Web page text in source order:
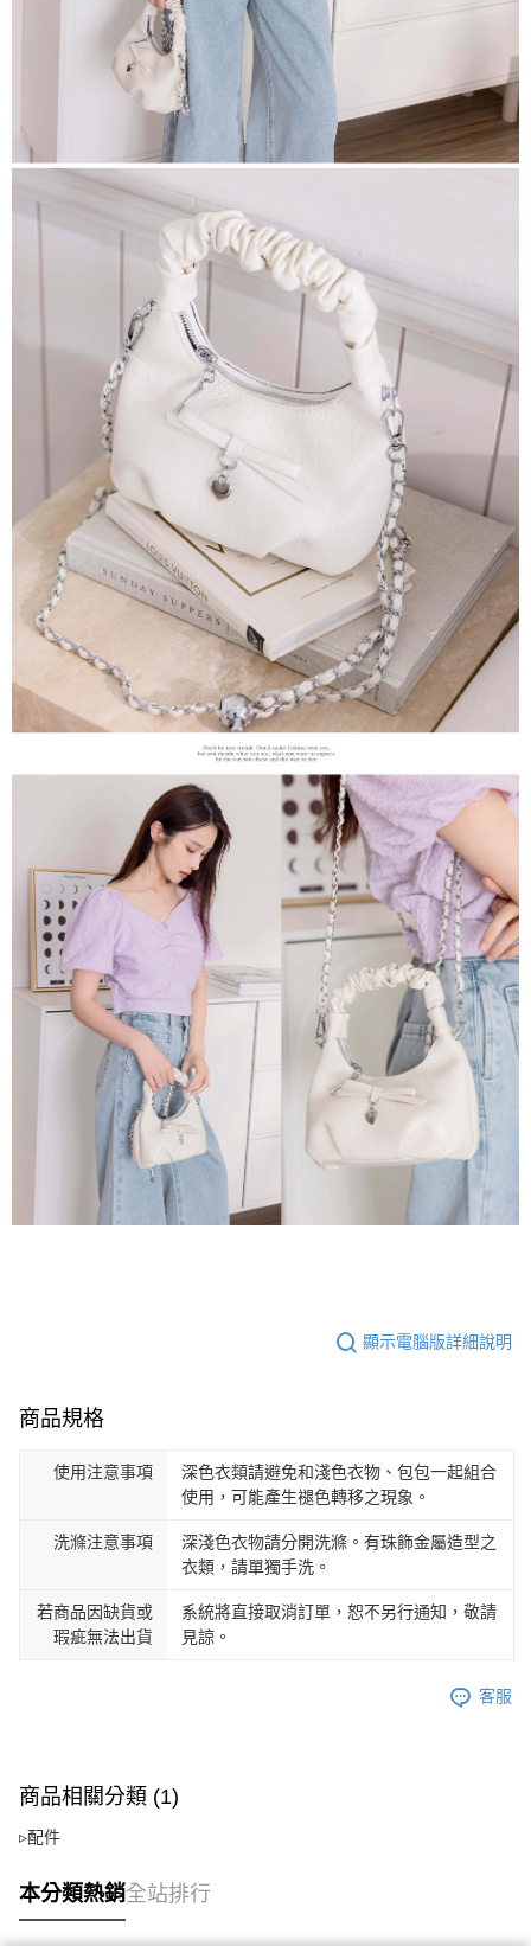
顯示電腦版詳細說明
商品規格
使用注意事項
深色衣類請避免和淺色衣物、包包一起組合
使用，可能產生褪色轉移之現象。
洗滌注意事項
深淺色衣物請分開洗滌。有珠飾金屬造型之
衣類，請單獨手洗。
若商品因缺貨或
瑕疵無法出貨
系統將直接取消訂單，恕不另行通知，敬請
見諒。
客服
商品相關分類 (1)
▹配件
本分類熱銷全站排行